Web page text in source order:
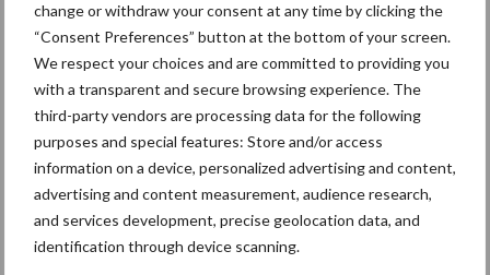
change or withdraw your consent at any time by clicking the
“Consent Preferences” button at the bottom of your screen.
We respect your choices and are committed to providing you
with a transparent and secure browsing experience. The
third-party vendors are processing data for the following
purposes and special features: Store and/or access
information on a device, personalized advertising and content,
advertising and content measurement, audience research,
and services development, precise geolocation data, and
identification through device scanning.
6 aug
Tien praktische tips voor een
langere levensduur
5 aug
“Vraag naar praktische
hygieneoplossingen is in Polen
groter dan ooit”
Drie Franse bedrijven over de grens
van 14.000 kilogram melk